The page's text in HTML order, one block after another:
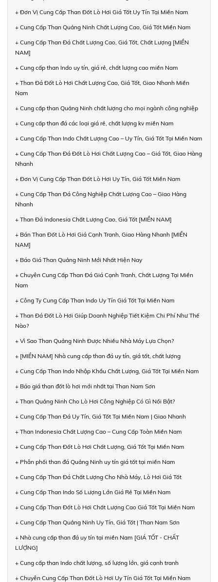
+ Đơn Vị Cung Cấp Than Đốt Lò Hơi Giá Tốt Uy Tín Tại Miền Nam
+ Cung Cấp Than Quảng Ninh Chất Lượng Cao, Giá Tốt Miền Nam
+ Cung Cấp Than Đá Chất Lượng Cao, Giá Tốt, Chất Lượng [MIỀN
NAM]
+ Cung cấp than Indo uy tín, giá rẻ, chất lượng cao miền Nam
+ Than Đá Đốt Lò Hơi Chất Lượng Cao, Giá Tốt, Giao Nhanh Miền
Nam
+ Cung cấp than Quảng Ninh chất lượng cho mọi ngành công nghiệp
+ Cung cấp than đá các loại giá rẻ, chất lượng kv miền Nam
+ Cung Cấp Than Indo Chất Lượng Cao – Uy Tín, Giá Tốt Tại Miền Nam
+ Cung Cấp Than Đá Đốt Lò Hơi Chất Lượng Cao – Giá Tốt, Giao Hàng
Nhanh
+ Đơn Vị Cung Cấp Than Đốt Lò Hơi Uy Tín, Giá Tốt Miền Nam
+ Cung Cấp Than Đá Công Nghiệp Chất Lượng Cao – Giao Hàng
Nhanh
+ Than Đá Indonesia Chất Lượng Cao, Giá Tốt [MIỀN NAM]
+ Bán Than Đốt Lò Hơi Giá Cạnh Tranh, Giao Hàng Nhanh [MIỀN
NAM]
+ Báo Giá Than Quảng Ninh Mới Nhất Hiện Nay
+ Chuyên Cung Cấp Than Đá Giá Cạnh Tranh, Chất Lượng Tại Miền
Nam
+ Công Ty Cung Cấp Than Indo Uy Tín Giá Tốt Tại Miền Nam
+ Than Đá Đốt Lò Hơi Giúp Doanh Nghiệp Tiết Kiệm Chi Phí Như Thế
Nào?
+ Vì Sao Than Quảng Ninh Được Nhiều Nhà Máy Lựa Chọn?
+ [MIỀN NAM] Nhà cung cấp than đá uy tín, giá tốt, chất lượng
+ Cung Cấp Than Indo Nhập Khẩu Chất Lượng, Giá Tốt Tại Miền Nam
+ Báo giá than đốt lò hơi mới nhất tại Than Nam Sơn
+ Than Quảng Ninh Cho Lò Hơi Công Nghiệp Có Gì Nổi Bật?
+ Cung Cấp Than Đá Uy Tín, Giá Tốt Tại Miền Nam | Giao Nhanh
+ Than Indonesia Chất Lượng Cao – Cung Cấp Toàn Miền Nam
+ Cung Cấp Than Đốt Lò Hơi Chất Lượng, Giá Tốt Tại Miền Nam
+ Phân phối than đá Quảng Ninh uy tín giá tốt tại miền Nam
+ Cung Cấp Than Đá Chất Lượng Cho Nhà Máy, Lò Hơi Giá Tốt
+ Cung Cấp Than Indo Số Lượng Lớn Giá Rẻ Tại Miền Nam
+ Cung Cấp Than Đốt Lò Hơi Chất Lượng Cao Giá Tốt Tại Miền Nam
+ Cung Cấp Than Quảng Ninh Uy Tín, Giá Tốt | Than Nam Sơn
+ Nhà cung cấp than đá uy tín tại miền Nam [GIÁ TỐT - CHẤT
LƯỢNG]
+ Cung cấp than Indo chất lượng, số lượng lớn, giá cạnh tranh
+ Chuyên Cung Cấp Than Đốt Lò Hơi Uy Tín Giá Tốt Tại Miền Nam